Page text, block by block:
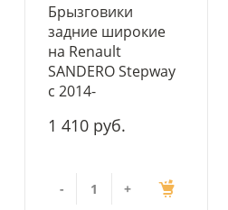
Брызговики
задние широкие
на Renault
SANDERO Stepway
c 2014-
1 410 руб.
- +